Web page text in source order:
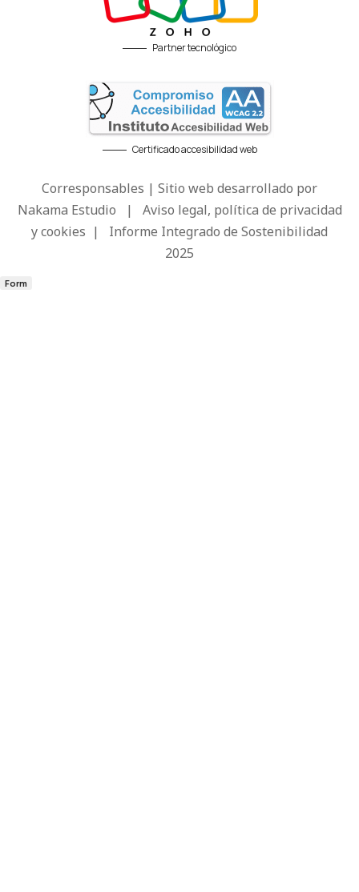
Partner tecnológico
Certificado accesibilidad web
Corresponsables | Sitio web desarrollado por
Nakama Estudio | Aviso legal, política de privacidad
y cookies | Informe Integrado de Sostenibilidad
2025
Form